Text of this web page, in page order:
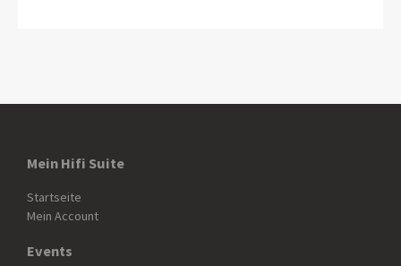
Mein Hifi Suite
Startseite
Mein Account
Events